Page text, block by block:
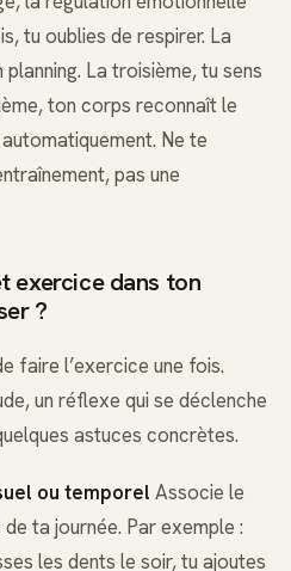
tu oublies de respirer. La
La troisième, tu sens
ton corps reconnaît le
Ne te
pas une
exercice dans ton
?
faire l’exercice une fois.
un réflexe qui se déclenche
astuces concrètes.
ou temporel Associe le
ta journée. Par exemple :
les dents le soir, tu ajoutes